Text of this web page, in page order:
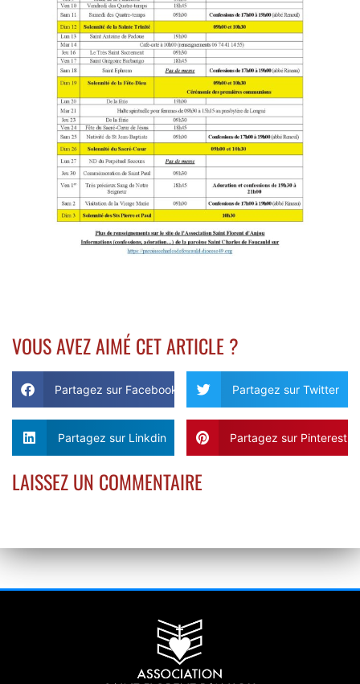
VOUS AVEZ AIMÉ CET ARTICLE ?
Partagez sur Facebook Partagez sur Twitter
Partagez sur Linkdin Partagez sur Pinterest
LAISSEZ UN COMMENTAIRE